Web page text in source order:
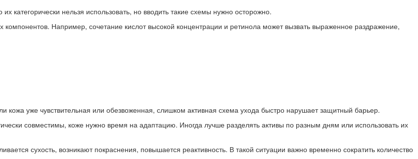
категорически нельзя использовать, но вводить такие схемы нужно осторожно.
Например, сочетание кислот высокой концентрации и ретинола может вызвать выраженное раздражение,
кожа уже чувствительная или обезвоженная, слишком активная схема ухода быстро нарушает защитный барьер.
совместимы, коже нужно время на адаптацию. Иногда лучше разделять активы по разным дням или использовать их
сухость, возникают покраснения, повышается реактивность. В такой ситуации важно временно сократить количество